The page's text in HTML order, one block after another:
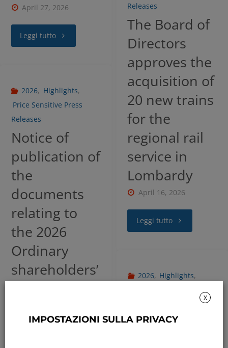
April 27, 2026
Leggi tutto
Releases
The Board of
Directors
approves the
acquisition of
20 new trains
for the
regional rail
service in
Lombardy
April 16, 2026
Leggi tutto
2026, Highlights,
Price Sensitive Press
Releases
Notice of
publication of
the
documents
relating to
the 2026
Ordinary
shareholders’
2026, Highlights,
THE BOARD
X
IMPOSTAZIONI SULLA PRIVACY